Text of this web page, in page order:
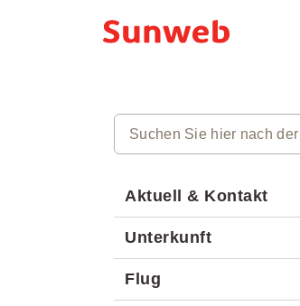
Aktuell & Kontakt
Unterkunft
Flug